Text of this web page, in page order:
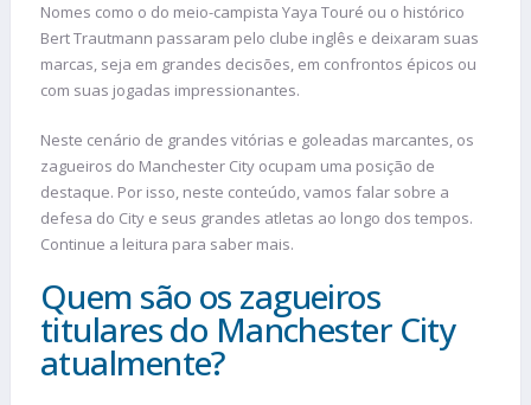
Nomes como o do meio-campista Yaya Touré ou o histórico
Bert Trautmann passaram pelo clube inglês e deixaram suas
marcas, seja em grandes decisões, em confrontos épicos ou
com suas jogadas impressionantes.
Neste cenário de grandes vitórias e goleadas marcantes, os
zagueiros do Manchester City ocupam uma posição de
destaque. Por isso, neste conteúdo, vamos falar sobre a
defesa do City e seus grandes atletas ao longo dos tempos.
Continue a leitura para saber mais.
Quem são os zagueiros
titulares do Manchester City
atualmente?